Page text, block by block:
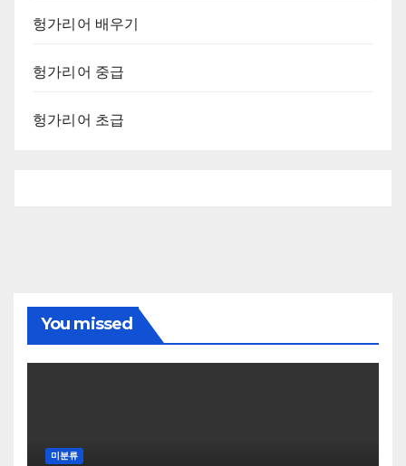
헝가리어 배우기
헝가리어 중급
헝가리어 초급
You missed
미분류